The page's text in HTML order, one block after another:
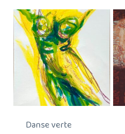
Danse verte